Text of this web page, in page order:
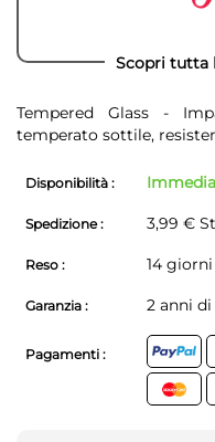
Scopri tutta
Tempered Glass -
temperato sottile,
Disponibilità :
Spedizione : 3,99 €
Reso : 14
Garanzia : 2 anni di
Pagamenti :